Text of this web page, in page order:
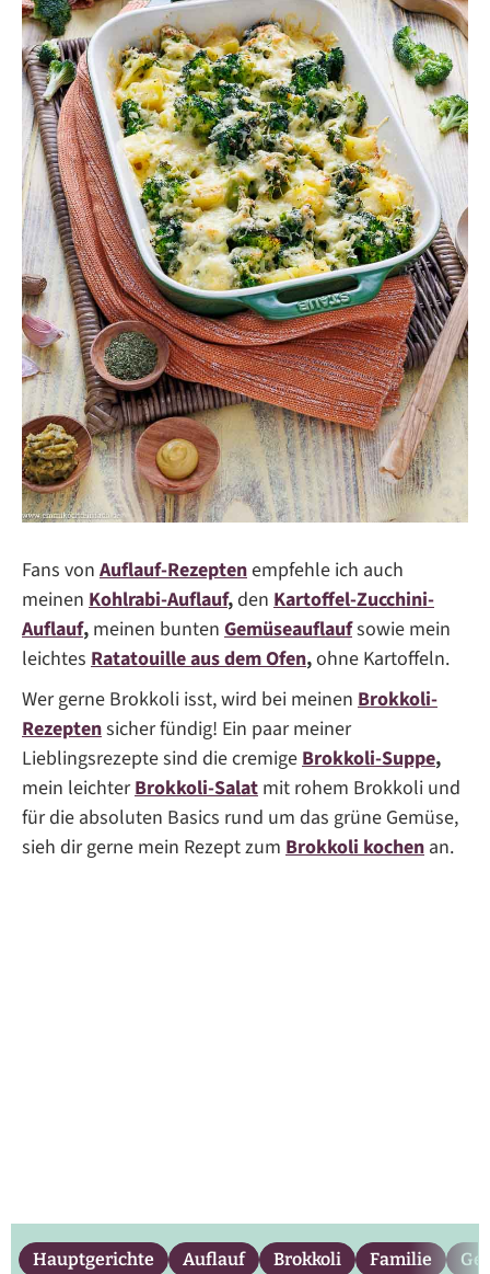
Fans von Auflauf-Rezeptenempfehle ich auch
meinen Kohlrabi-Auflauf,den Kartoffel-Zucchini-
Auflauf, meinen bunten Gemüseauflaufsowie mein
leichtes Ratatouille aus dem Ofen,ohne Kartoffeln.
Wer gerne Brokkoli isst, wird bei meinen Brokkoli-
Rezeptensicher fündig! Ein paar meiner
Lieblingsrezepte sind die cremigeBrokkoli-Suppe,
mein leichterBrokkoli-Salat mit rohem Brokkoli und
für die absoluten Basics rund um das grüne Gemüse,
sieh dir gerne mein Rezept zum Brokkoli kochen an.
Hauptgerichte Auflauf Brokkoli Familie